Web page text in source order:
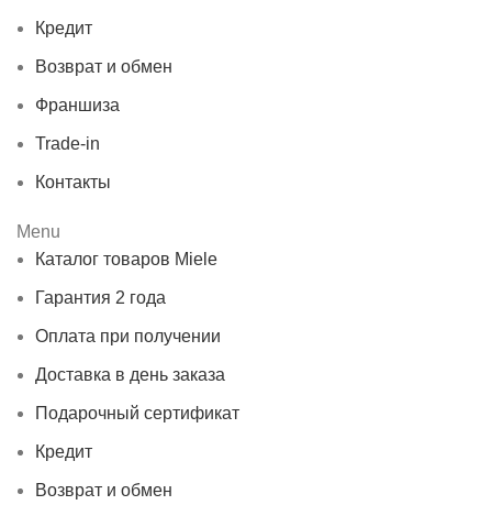
Кредит
Возврат и обмен
Франшиза
Trade-in
Контакты
Menu
Каталог товаров Miele
Гарантия 2 года
Оплата при получении
Доставка в день заказа
Подарочный сертификат
Кредит
Возврат и обмен